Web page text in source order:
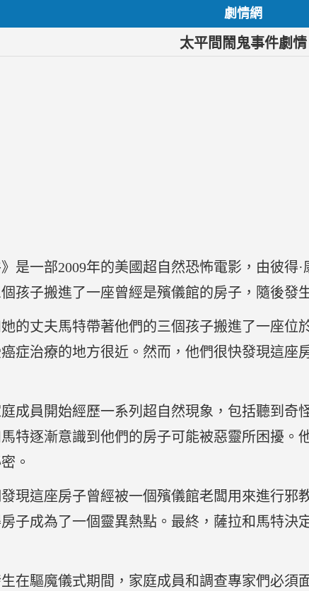
劇情網
太平間鬧鬼事件劇情
》是一部2009年的美國超自然恐怖電影，由彼
孩子搬進了一座曾經是殯儀館的房子，隨後發
的丈夫馬特帶著他們的三個孩子搬進了一座位
症治療的地方很近。然而，他們很快發現這座
成員開始經歷一系列超自然現象，包括聽到奇
特逐漸意識到他們的房子可能被惡靈所困擾。
。
現這座房子曾經被一個殯儀館老闆用來進行邪
子成為了一個靈異熱點。最終，薩拉和馬特決
在驅魔儀式期間，家庭成員和調查專家們必須